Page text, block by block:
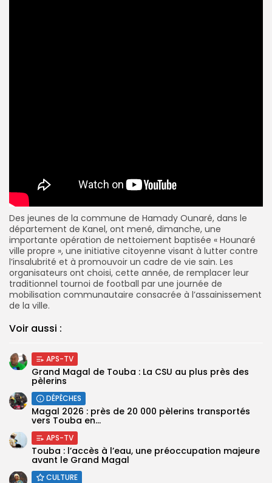
Des jeunes de la commune de Hamady Ounaré, dans le
département de Kanel, ont mené, dimanche, une
importante opération de nettoiement baptisée « Hounaré
ville propre », une initiative citoyenne visant à lutter contre
l’insalubrité et à promouvoir un cadre de vie sain. Les
organisateurs ont choisi, cette année, de remplacer leur
traditionnel tournoi de football par une journée de
mobilisation communautaire consacrée à l’assainissement
de la ville.
Voir aussi :
APS-TV
Grand Magal de Touba : La CSU au plus près des
pèlerins
DÉPÊCHES
Magal 2026 : près de 20 000 pèlerins transportés
vers Touba en...
APS-TV
Touba : l’accès à l’eau, une préoccupation majeure
avant le Grand Magal
CULTURE